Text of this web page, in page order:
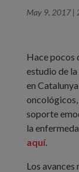
May 9, 2017|
Hace pocos
estudio de
en
oncológicos,
soporte
la
aquí.
Los